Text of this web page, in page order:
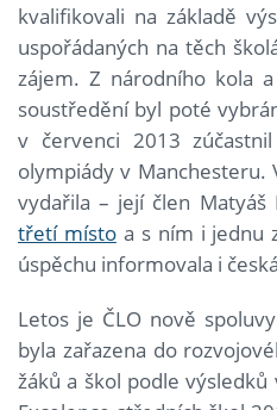
kvalifikovali na základě
uspořádaných na těch
zájem. Z národního kola
soustředění byl poté
v červenci 2013
olympiády v Manchesteru.
vydařila – její člen Matyáš
třetí místoa s ním i jednu
úspěchu informovala i
Letos je ČLO nově
byla zařazena do
žáků a škol podle